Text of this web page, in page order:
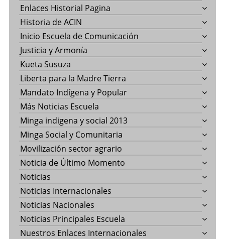
Enlaces Historial Pagina
Historia de ACIN
Inicio Escuela de Comunicación
Justicia y Armonía
Kueta Susuza
Liberta para la Madre Tierra
Mandato Indígena y Popular
Más Noticias Escuela
Minga indigena y social 2013
Minga Social y Comunitaria
Movilización sector agrario
Noticia de Último Momento
Noticias
Noticias Internacionales
Noticias Nacionales
Noticias Principales Escuela
Nuestros Enlaces Internacionales